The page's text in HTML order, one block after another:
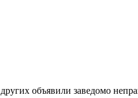
объявили заведомо